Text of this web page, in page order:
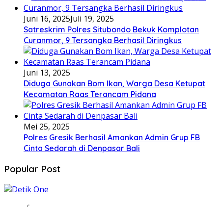
Juni 16, 2025Juli 19, 2025
Satreskrim Polres Situbondo Bekuk Komplotan
Curanmor, 9 Tersangka Berhasil Diringkus
Juni 13, 2025
Diduga Gunakan Bom Ikan, Warga Desa Ketupat
Kecamatan Raas Terancam Pidana
Mei 25, 2025
Polres Gresik Berhasil Amankan Admin Grup FB
Cinta Sedarah di Denpasar Bali
Popular Post